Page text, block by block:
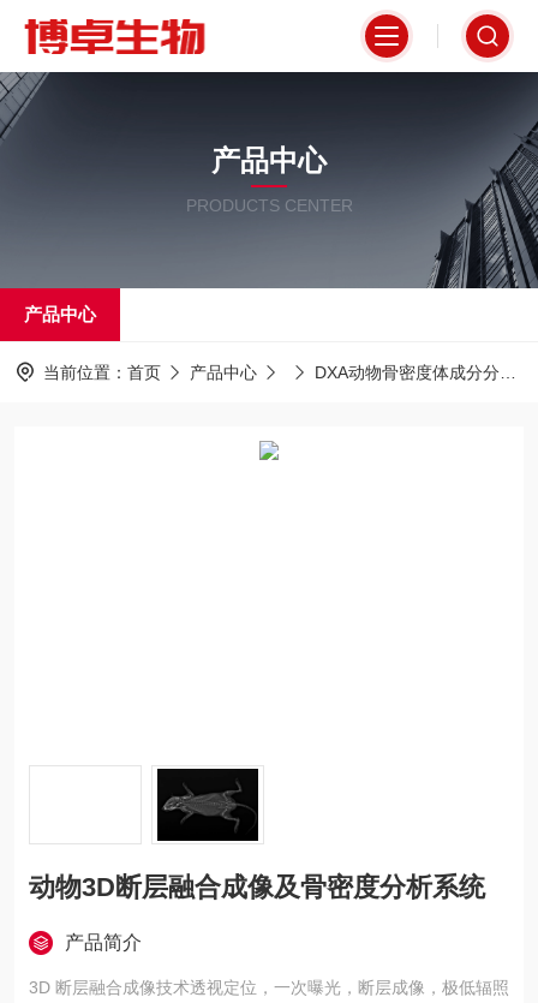
产品中心
PRODUCTS CENTER
产品中心
当前位置： 首页 产品中心 DXA动物骨密度体成分分析
动物3D断层融合成像及骨密度分析系统
产品简介
3D 断层融合成像技术透视定位，一次曝光，断层成像，极低辐照